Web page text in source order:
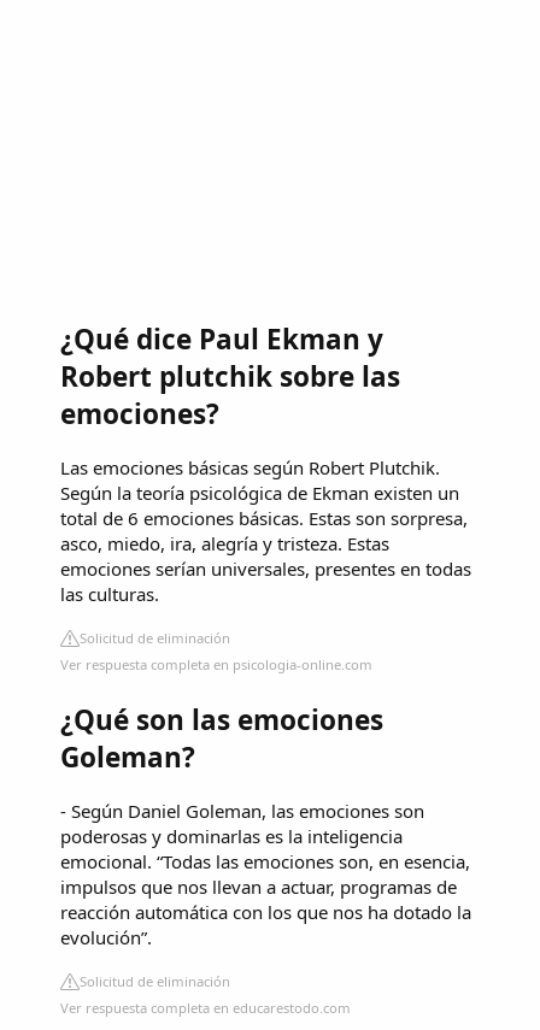
¿Qué dice Paul Ekman y
Robert plutchik sobre las
emociones?
Las emociones básicas según Robert Plutchik.
Según la teoría psicológica de Ekman existen un
total de 6 emociones básicas. Estas son sorpresa,
asco, miedo, ira, alegría y tristeza. Estas
emociones serían universales, presentes en todas
las culturas.
Solicitud de eliminación
Ver respuesta completa en psicologia-online.com
¿Qué son las emociones
Goleman?
- Según Daniel Goleman, las emociones son
poderosas y dominarlas es la inteligencia
emocional. “Todas las emociones son, en esencia,
impulsos que nos llevan a actuar, programas de
reacción automática con los que nos ha dotado la
evolución”.
Solicitud de eliminación
Ver respuesta completa en educarestodo.com